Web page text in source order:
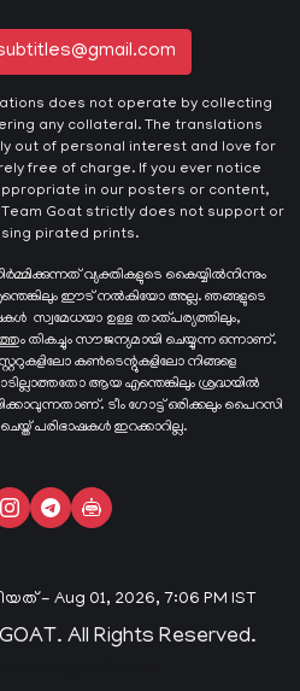
does not operate by collecting
any collateral. The translations
out of personal interest and love for
free of charge. If you ever notice
in our posters or content,
Goat strictly does not support or
pirated prints.
വ്യക്തികളുടെ കൈയ്യില്‍നിന്നും
ഈട് നൽകിയോ അല്ല. ഞങ്ങളുടെ
സ്വമേധയാ ഉള്ള താത്പര്യത്തിലും,
തികച്ചും സൗജന്യമായി ചെയ്യുന്ന ഒന്നാണ്.
കൺടെന്റുകളിലോ നിങ്ങളെ
ആയ എന്തെങ്കിലും ശ്രദ്ധയിൽ
ടീം ഗോട്ട് ഒരിക്കലും പൈറസി
പരിഭാഷകൾ ഇറക്കാറില്ല.
- Aug 01, 2026, 7:06 PM IST
All Rights Reserved.